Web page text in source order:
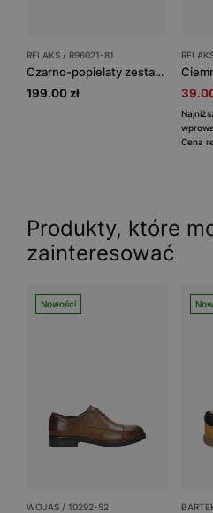
RELAKS / R96021-81
Czarno-popielaty zestaw RELAKS czapka z puchatym pomponem i komin
199.00 zł
Cena
Produkty, które
zainteresować
Nowości
WOJAS / 10292-52